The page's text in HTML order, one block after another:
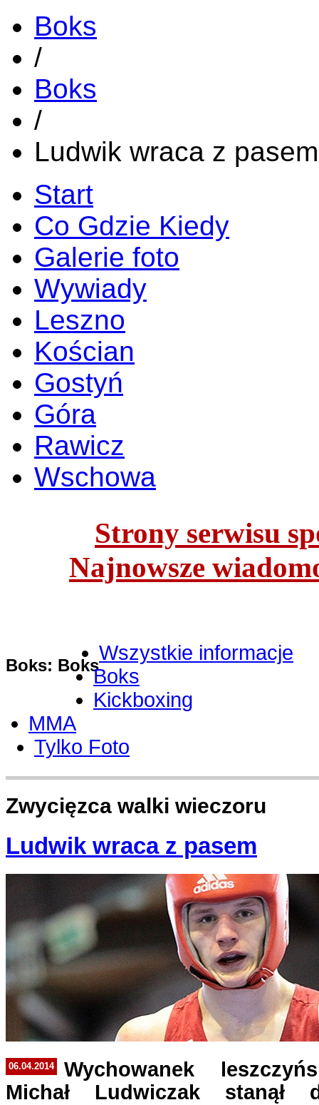
Boks
/
Boks
/
Ludwik wraca z pasem
Start
Co Gdzie Kiedy
Galerie foto
Wywiady
Leszno
Kościan
Gostyń
Góra
Rawicz
Wschowa
Strony serwisu
Najnowsze
Boks: Boks
Wszystkie informacje
Boks
Kickboxing
MMA
Tylko Foto
Zwycięzca walki wieczoru
Ludwik wraca z pasem
06.04.2014
Wychowanek
Michał Ludwiczak